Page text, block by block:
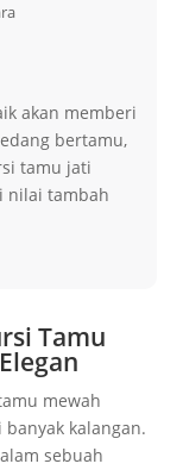
akan memberi
bertamu,
tamu jati
nilai tambah
Tamu
mewah
kalangan.
sebuah